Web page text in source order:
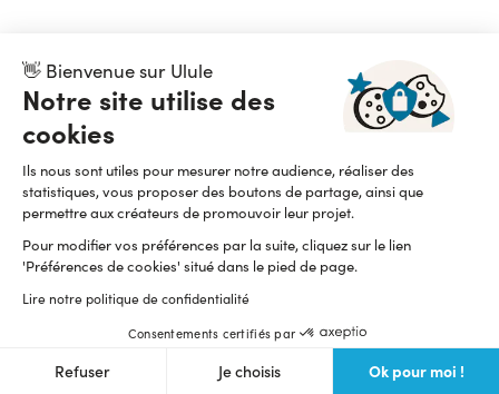
👋 Bienvenue sur Ulule
Notre site utilise des
cookies
Ils nous sont utiles pour mesurer notre audience, réaliser des
statistiques, vous proposer des boutons de partage, ainsi que
permettre aux créateurs de promouvoir leur projet.
Pour modifier vos préférences par la suite, cliquez sur le lien
'Préférences de cookies' situé dans le pied de page.
Lire notre politique de confidentialité
Consentements certifiés par
Refuser Je choisis Ok pour moi !